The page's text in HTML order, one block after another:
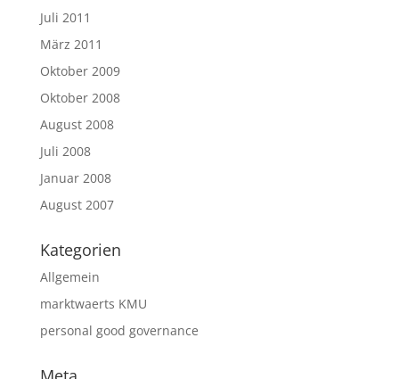
Juli 2011
März 2011
Oktober 2009
Oktober 2008
August 2008
Juli 2008
Januar 2008
August 2007
Kategorien
Allgemein
marktwaerts KMU
personal good governance